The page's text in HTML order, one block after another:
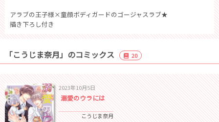
アラブの王子様×童顔ボディガードのゴージャスラブ★
描き下ろし付き
「こうじま奈月」のコミックス 20
2023年10月5日
溺愛のウラには
こうじま奈月